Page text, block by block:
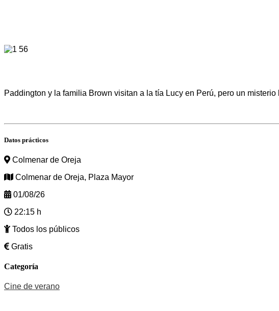
Paddington y la familia Brown visitan a la tía Lucy en Perú, pero un
Datos prácticos
Colmenar de Oreja
Colmenar de Oreja, Plaza Mayor
01/08/26
22:15 h
Todos los públicos
Gratis
Categoría
Cine de verano